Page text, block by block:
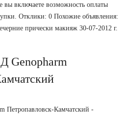
вы включаете возможность оплаты
Отклики: 0 Похожие объявления:
прически макияж 30-07-2012 г.
Genopharm
Петропавловск-Камчатский -